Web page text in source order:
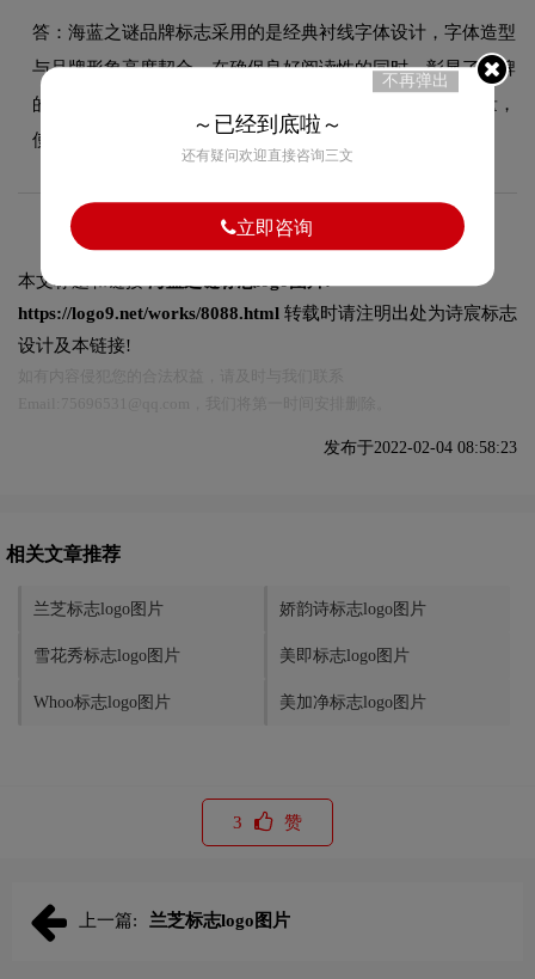
答：海蓝之谜品牌标志采用的是经典衬线字体设计，字体造型
与品牌形象高度契合，在确保良好阅读性的同时，彰显了品牌
的手绘设计风格。字体的结构、粗细及间距都经过精心考量，
使整体标志在不同尺寸和场景下均能保持一致的品牌调性。
本文标题和链接
https://logo9.net/works/8088.html 转载时请注明出处为诗宸标志
设计及本链接!
发布于2022-02-04 08:58:23
相关文章推荐
兰芝标志logo图片 娇韵诗标志logo图片
雪花秀标志logo图片 美即标志logo图片
Whoo标志logo图片 美加净标志logo图片
3 赞
上一篇: 兰芝标志logo图片
不再弹出
～已经到底啦～
还有疑问欢迎直接咨询三文
立即咨询